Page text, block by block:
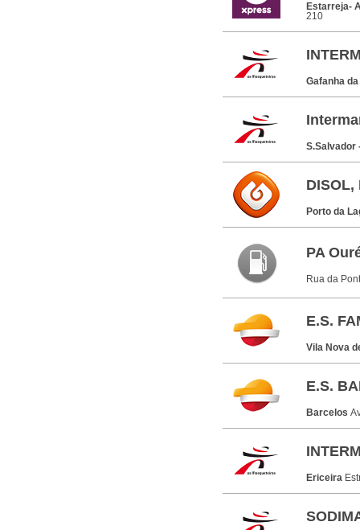
Estarreja-
210
Gafanha
S.Salvador
DISOL,
Porto da
PA
Rua da
E.S.
Vila Nova
E.S.
Barcelos
Ericeira